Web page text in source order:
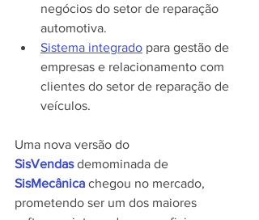
negócios do setor de reparação
automotiva.
Sistema integrado para gestão de
empresas e relacionamento com
clientes do setor de reparação de
veículos.
Uma nova versão do
SisVendas demominada de
SisMecânica chegou no mercado,
prometendo ser um dos maiores